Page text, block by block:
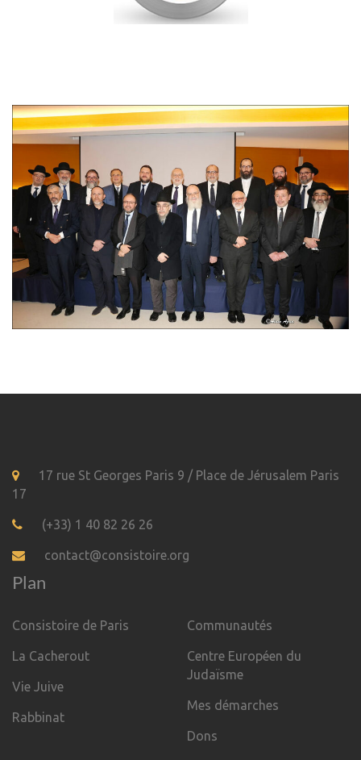
17 rue St Georges Paris 9 / Place de Jérusalem Paris
17
(+33) 1 40 82 26 26
contact@consistoire.org
Plan
Consistoire de Paris
La Cacherout
Vie Juive
Rabbinat
Communautés
Centre Européen du
Judaïsme
Mes démarches
Dons